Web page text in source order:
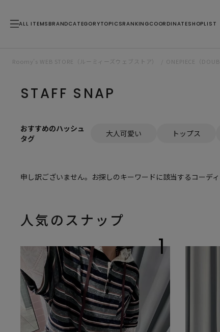
ALL ITEMS BRANDCATEGORYTOPICSRANKINGCOORDINATESHOPLIST
Roomy’s WEB STORE（ルーミィーズウェブストア） ONEPIECE（
STAFF SNAP
おすすめのハッシュ
タグ
大人可愛い トップス
申し訳ございません。お探しのキーワードに該当するコーデ
人気のスナップ
1